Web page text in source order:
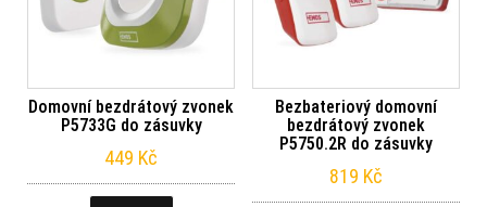
Domovní bezdrátový zvonek
P5733G do zásuvky
449 Kč
Bezbateriový domovní
bezdrátový zvonek
P5750.2R do zásuvky
819 Kč